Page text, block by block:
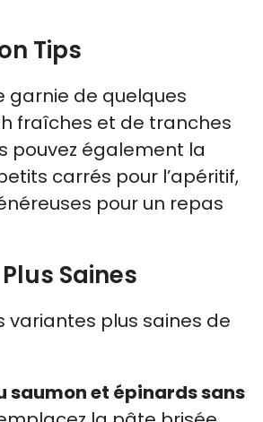
Tips
garnie de quelques
fraîches et de tranches
pouvez également la
carrés pour l’apéritif,
pour un repas
Saines
variantes plus saines de
saumon et épinards sans